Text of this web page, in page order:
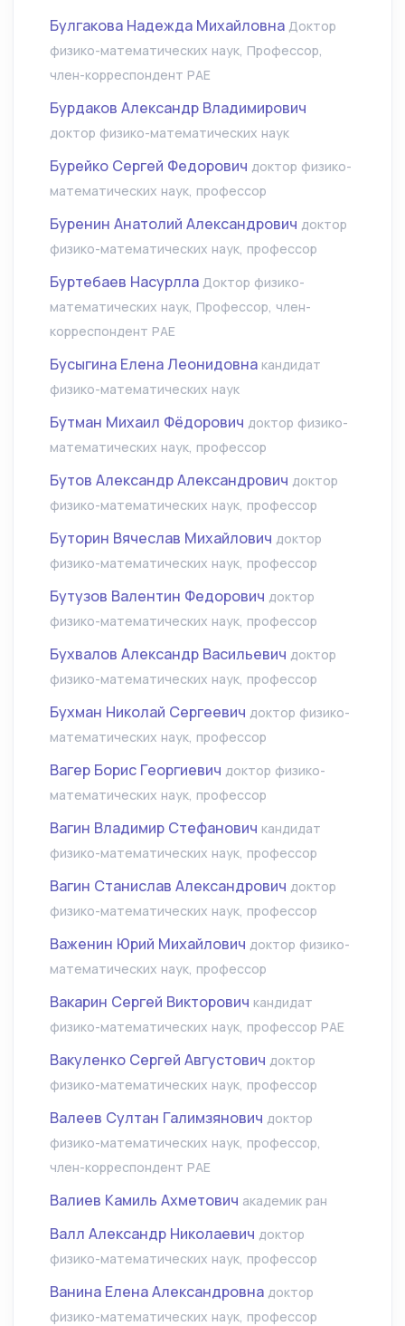
Булгакова Надежда Михайловна Доктор
физико-математических наук, Профессор,
член-корреспондент РАЕ
Бурдаков Александр Владимирович
доктор физико-математических наук
Бурейко Сергей Федорович доктор физико-
математических наук, профессор
Буренин Анатолий Александрович доктор
физико-математических наук, профессор
Буртебаев Насурлла Доктор физико-
математических наук, Профессор, член-
корреспондент РАЕ
Бусыгина Елена Леонидовна кандидат
физико-математических наук
Бутман Михаил Фёдорович доктор физико-
математических наук, профессор
Бутов Александр Александрович доктор
физико-математических наук, профессор
Буторин Вячеслав Михайлович доктор
физико-математических наук, профессор
Бутузов Валентин Федорович доктор
физико-математических наук, профессор
Бухвалов Александр Васильевич доктор
физико-математических наук, профессор
Бухман Николай Сергеевич доктор физико-
математических наук, профессор
Вагер Борис Георгиевич доктор физико-
математических наук, профессор
Вагин Владимир Стефанович кандидат
физико-математических наук, профессор
Вагин Станислав Александрович доктор
физико-математических наук, профессор
Важенин Юрий Михайлович доктор физико-
математических наук, профессор
Вакарин Сергей Викторович кандидат
физико-математических наук, профессор РАЕ
Вакуленко Сергей Августович доктор
физико-математических наук, профессор
Валеев Султан Галимзянович доктор
физико-математических наук, профессор,
член-корреспондент РАЕ
Валиев Камиль Ахметович академик ран
Валл Александр Николаевич доктор
физико-математических наук, профессор
Ванина Елена Александровна доктор
физико-математических наук, профессор